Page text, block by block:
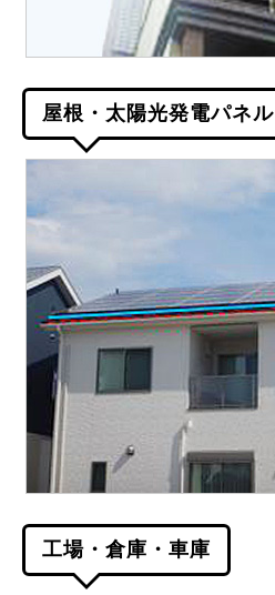
屋根・太陽光発電パネル
工場・倉庫・車庫